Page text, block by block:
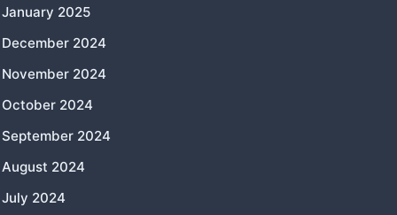
January 2025
December 2024
November 2024
October 2024
September 2024
August 2024
July 2024